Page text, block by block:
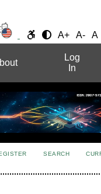
A+ A- A
Log
In
SEARCH